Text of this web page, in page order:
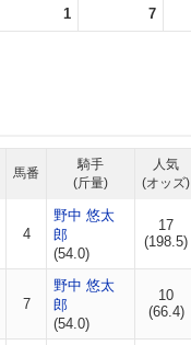
1 7
馬番
騎手
(斤量)
人気
(オッズ)
4
野中 悠太
郎
(54.0)
17
(198.5)
7
野中 悠太
郎
(54.0)
10
(66.4)